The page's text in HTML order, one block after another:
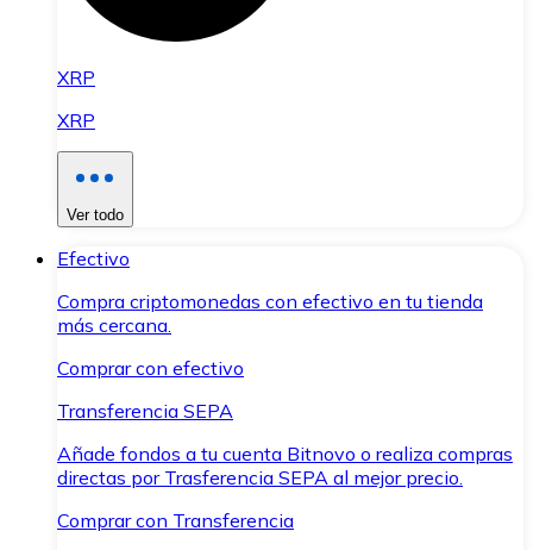
XRP
XRP
Ver todo
Efectivo
Compra criptomonedas con efectivo en tu tienda
más cercana.
Comprar con efectivo
Transferencia SEPA
Añade fondos a tu cuenta Bitnovo o realiza compras
directas por Trasferencia SEPA al mejor precio.
Comprar con Transferencia